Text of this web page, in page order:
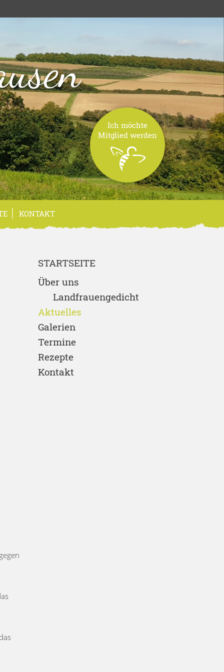
Ich möchte
Mitglied werden
KONTAKT
STARTSEITE
Über uns
Landfrauengedicht
Aktuelles
Galerien
Termine
Rezepte
Kontakt